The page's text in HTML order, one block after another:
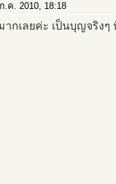
.ค. 2010, 18:18
กเลยค่ะ เป็นบุญจริงๆ